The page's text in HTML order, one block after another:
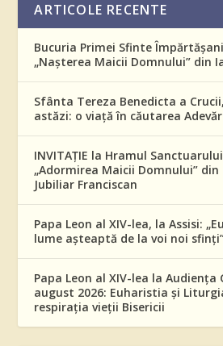
ARTICOLE RECENTE
Bucuria Primei Sfinte
„Nașterea Maicii Domnului” din
Sfânta Tereza Benedicta a
astăzi: o viață în căutarea
INVITAȚIE la Hramul
„Adormirea Maicii Domnului” din
Jubiliar Franciscan
Papa Leon al XIV-lea, la Assisi:
lume așteaptă de la voi noi
Papa Leon al XIV-lea la Audiența
august 2026: Euharistia și
respirația vieții Bisericii